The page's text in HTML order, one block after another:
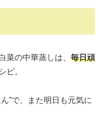
菜の中華蒸しは、 毎日頑
ピ。
”で、また明日も元気に